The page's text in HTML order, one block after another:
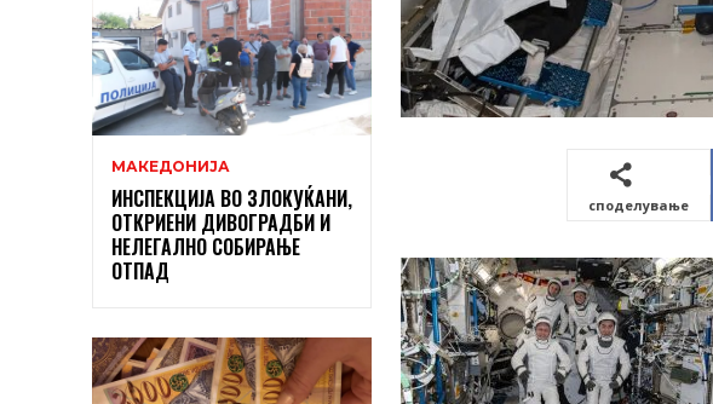
МАКЕДОНИЈА
ИНСПЕКЦИЈА ВО ЗЛОКУЌАНИ,
ОТКРИЕНИ ДИВОГРАДБИ И
НЕЛЕГАЛНО СОБИРАЊЕ
ОТПАД
споделување